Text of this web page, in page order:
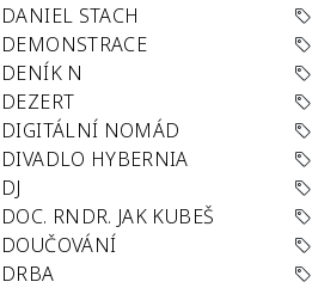
DANIEL STACH
DEMONSTRACE
DENÍK N
DEZERT
DIGITÁLNÍ NOMÁD
DIVADLO HYBERNIA
DJ
DOC. RNDR. JAK KUBEŠ
DOUČOVÁNÍ
DRBA